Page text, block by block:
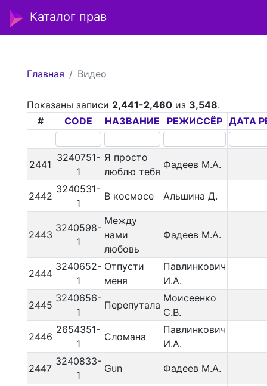
Каталог прав
Главная Видео
Показаны записи 2,441-2,460из 3,548.
#
CODE НАЗВАНИЕ РЕЖИССЁР ДАТА
2441
3240751-
1
Я просто
люблю тебя
Фадеев М.А.
2442
3240531-
1
В космосе Альшина Д.
2443
3240598-
1
Между
нами
любовь
Фадеев М.А.
2444
3240652-
1
Отпусти
меня
Павлинкович
И.А.
2445
3240656-
1
Перепутала
Моисеенко
С.В.
2446
2654351-
1
Сломана
Павлинкович
И.А.
2447
3240833-
1
Gun Фадеев М.А.